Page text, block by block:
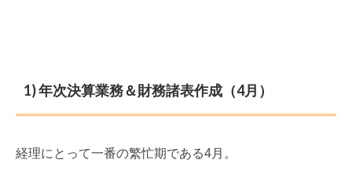
1) 年次決算業務＆財務諸表作成（4月）
経理にとって一番の繁忙期である4月。